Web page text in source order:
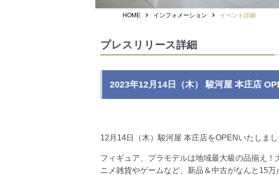
HOME インフォメーション イベント詳細
プレスリリース詳細
2023年12月14日（木） 駿河屋 本庄店
12月14日（木）駿河屋 本庄店をOPENいたしまし
フィギュア、プラモデルは地域最大級の品揃え！
ニメ雑貨やゲームなど、新品＆中古がなんと15万